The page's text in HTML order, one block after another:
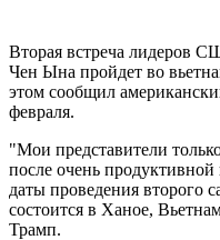
Вторая встреча лидеров
Чен Ына пройдет во
этом сообщил
февраля.
"Мои представители
после очень продуктивной
даты проведения
состоится в Ханое,
Трамп.